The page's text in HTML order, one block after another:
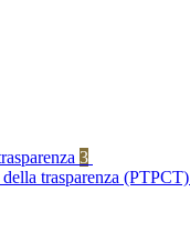
3
trasparenza (PTPCT)